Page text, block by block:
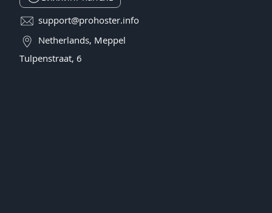
support@prohoster.info
Netherlands, Meppel
Tulpenstraat, 6